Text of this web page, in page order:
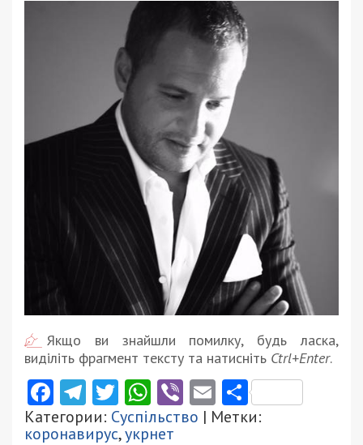
Якщо ви знайшли помилку, будь ласка,
виділіть фрагмент тексту та натисніть Ctrl+Enter.
Facebook
Telegram
Twitter
WhatsApp
ViberEmail
Категории: Суспільство | Метки:
коронавирус,укрнет